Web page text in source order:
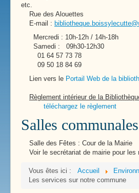
etc.
Rue des Alouettes
E-mail :
Mercredi : 10h-12h / 14h-18h
Samedi : 09h30-12h30
01 64 57 73 78
09 50 18 84 69
Lien vers le Portail Web de la
Règlement intérieur de la
téléchargez le règlement
Salles communales
Salle des Fêtes : Cour de la Mairie
Voir le secrétariat de mairie pour les
Vous êtes ici : Accueil
Les services sur notre commune